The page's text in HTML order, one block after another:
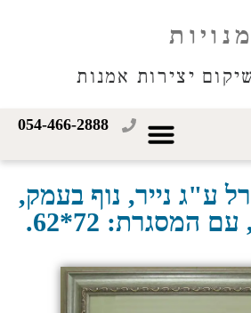
יצירות אמנות
054-466-2888
ע"ג נייר, נוף בעמק,